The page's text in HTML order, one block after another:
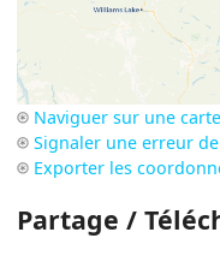
Naviguer sur une
Signaler une erreur
Exporter les
Partage /